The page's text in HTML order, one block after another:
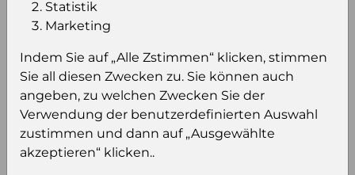
Einloggen um den Preis zu
sehen
Sie müssen eingeloggt sein, um Preise zu
sehen und/oder dieses Produkt zu kaufen.
Einloggen Anmeldung für B2B Konto
Statistik
Marketing
Indem Sie auf „Alle Zstimmen“ klicken, stimmen
Sie all diesen Zwecken zu. Sie können auch
angeben, zu welchen Zwecken Sie der
Verwendung der benutzerdefinierten Auswahl
zustimmen und dann auf „Ausgewählte
akzeptieren“ klicken..